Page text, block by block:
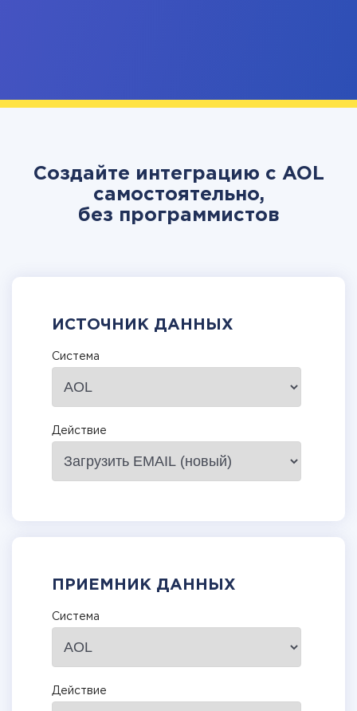
Создайте интеграцию с AOL
самостоятельно,
без программистов
ИСТОЧНИК ДАННЫХ
Система
Действие
ПРИЕМНИК ДАННЫХ
Система
Действие